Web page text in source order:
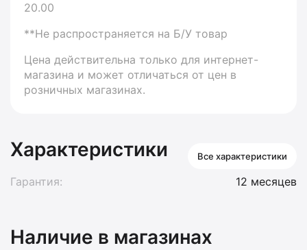
20.00
**Не распространяется на Б/У товар
Цена действительна только для интернет-
магазина и может отличаться от цен в
розничных магазинах.
Характеристики Все характеристики
Гарантия: 12 месяцев
Наличие в магазинах